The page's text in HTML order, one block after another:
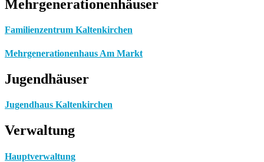
Mehrgenerationenhäuser
Familienzentrum Kaltenkirchen
Mehrgenerationenhaus Am Markt
Jugendhäuser
Jugendhaus Kaltenkirchen
Verwaltung
Hauptverwaltung